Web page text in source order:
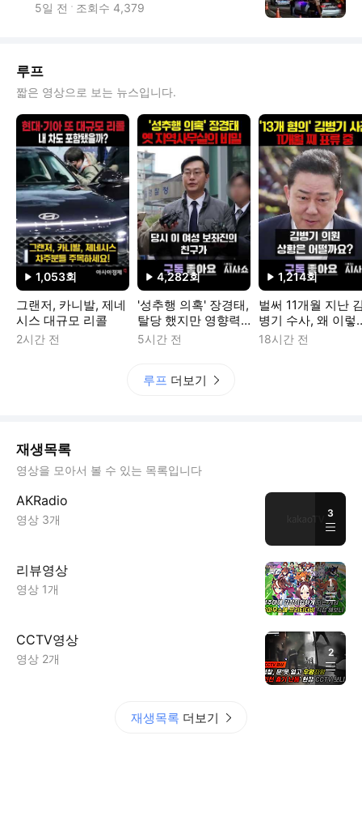
5일 전 조회수 4,379
루프
짧은 영상으로 보는 뉴스입니다.
1,053회
그랜저, 카니발, 제네
시스 대규모 리콜
2시간 전
4,282회
'성추행 의혹' 장경태,
탈당 했지만 영향력
은 여전
5시간 전
1,214회
벌써 11개월 지난
병기 수사, 왜 이렇
질질 끄나
18시간 전
루프 더보기
재생목록
영상을 모아서 볼 수 있는 목록입니다
AKRadio
영상 3개 3
리뷰영상
영상 1개 1
CCTV영상
영상 2개 2
재생목록 더보기